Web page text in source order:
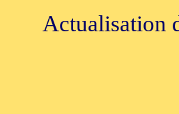
Actualisation